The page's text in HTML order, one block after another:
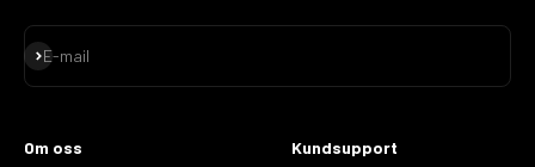
E-mail
Subscribe
Om oss Kundsupport